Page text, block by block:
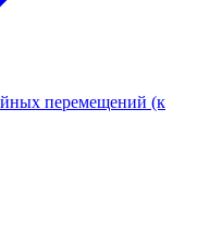
перемещений (к